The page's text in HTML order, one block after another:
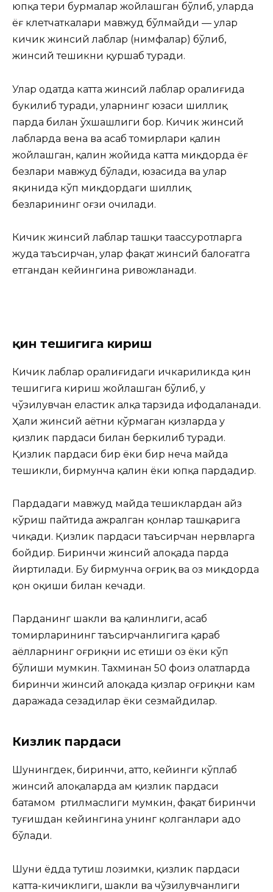
юпқа тери бурмалар жойлашган бўлиб, уларда
ёғ клетчаткалари мавжуд бўлмайди — улар
кичик жинсий лаблар (нимфалар) бўлиб,
жинсий тешикни қуршаб туради.
Улар одатда катта жинсий лаблар оралиғида
букилиб туради, уларнинг юзаси шиллиқ
парда билан ўхшашлиги бор. Кичик жинсий
лабларда вена ва асаб томирлари қалин
жойлашган, қалин жойида катта миқдорда ёғ
безлари мавжуд бўлади, юзасида ва улар
яқинида кўп миқдордаги шиллиқ
безларининг оғзи очилади.
Кичик жинсий лаблар ташқи таассуротларга
жуда таъсирчан, улар фақат жинсий балоғатга
етгандан кейингина ривожланади.
қин тешигига кириш
Кичик лаблар оралиғидаги ичкариликда қин
тешигига кириш жойлашган бўлиб, у
чўзилувчан еластик ҳалқа тарзида ифодаланади.
Ҳали жинсий ҳаётни кўрмаган қизларда у
қизлик пардаси билан беркилиб туради.
Қизлик пардаси бир ёки бир неча майда
тешикли, бирмунча қалин ёки юпқа пардадир.
Пардадаги мавжуд майда тешиклардан ҳайз
кўриш пайтида ажралган қонлар ташқарига
чиқади. Қизлик пардаси таъсирчан нервларга
бойдир. Биринчи жинсий алоқада парда
йиртилади. Бу бирмунча оғриқ ва оз миқдорда
қон оқиши билан кечади.
Парданинг шакли ва қалинлиги, асаб
томирларининг таъсирчанлигига қараб
аёлларнинг оғриқни ҳис етиши оз ёки кўп
бўлиши мумкин. Тахминан 50 фоиз ҳолатларда
биринчи жинсий алоқада қизлар оғриқни кам
даражада сезадилар ёки сезмайдилар.
Кизлик пардаси
Шунингдек, биринчи, ҳатто, кейинги кўплаб
жинсий алоқаларда ҳам қизлик пардаси
батамом ртилмаслиги мумкин, фақат биринчи
туғишдан кейингина унинг қолганлари адо
бўлади.
Шуни ёдда тутиш лозимки, қизлик пардаси
катта-кичиклиги, шакли ва чўзилувчанлиги